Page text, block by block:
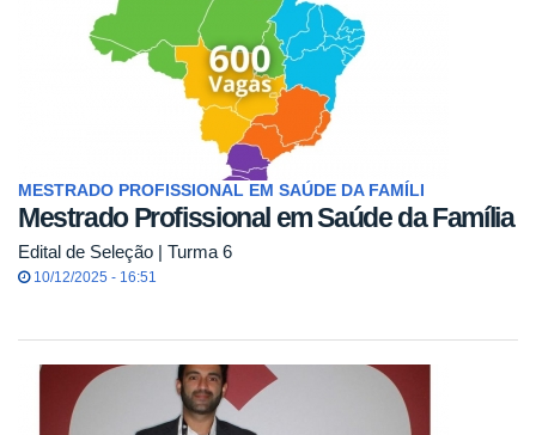
MESTRADO PROFISSIONAL EM SAÚDE DA FAMÍLI
Mestrado Profissional em Saúde da Família
Edital de Seleção | Turma 6
10/12/2025 - 16:51